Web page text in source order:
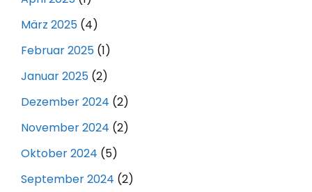
März 2025 (4)
Februar 2025 (1)
Januar 2025 (2)
Dezember 2024 (2)
November 2024 (2)
Oktober 2024 (5)
September 2024 (2)